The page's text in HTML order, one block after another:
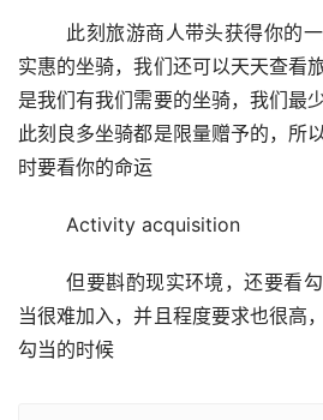
实惠的坐骑，我们还可以天天查看
是我们有我们需要的坐骑，我们最
此刻良多坐骑都是限量赠予的，所
时要看你的命运
	Activity acquisition
	但要斟酌现实环境，还要看勾当的具体内容。有些勾
当很难加入，并且程度要求也很高
勾当的时候